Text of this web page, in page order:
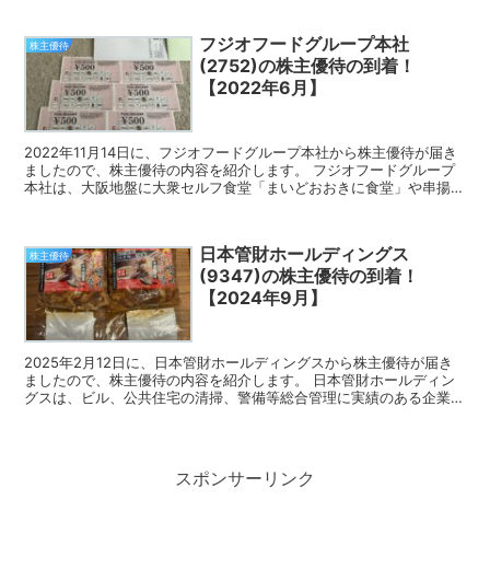
株主優待
フジオフードグループ本社
(2752)の株主優待の到着！
【2022年6月】
2022年11月14日に、フジオフードグループ本社から株主優待が届き
ましたので、株主優待の内容を紹介します。 フジオフードグループ
本社は、大阪地盤に大衆セルフ食堂「まいどおおきに食堂」や串揚げ
株主優待
日本管財ホールディングス
(9347)の株主優待の到着！
【2024年9月】
2025年2月12日に、日本管財ホールディングスから株主優待が届き
ましたので、株主優待の内容を紹介します。 日本管財ホールディン
グスは、ビル、公共住宅の清掃、警備等総合管理に実績のある企業で
スポンサーリンク